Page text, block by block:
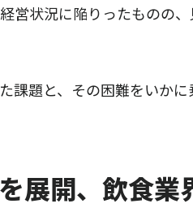
営状況に陥りったものの
課題と、その困難をいか
展開、飲食